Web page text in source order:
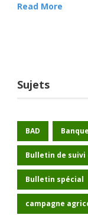
Read More
Sujets
BAD
Bulletin de suivi
Bulletin spécial
campagne